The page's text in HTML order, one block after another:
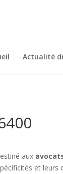
Actualité
aux
et